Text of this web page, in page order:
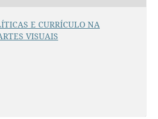
E CURRÍCULO NA
VISUAIS